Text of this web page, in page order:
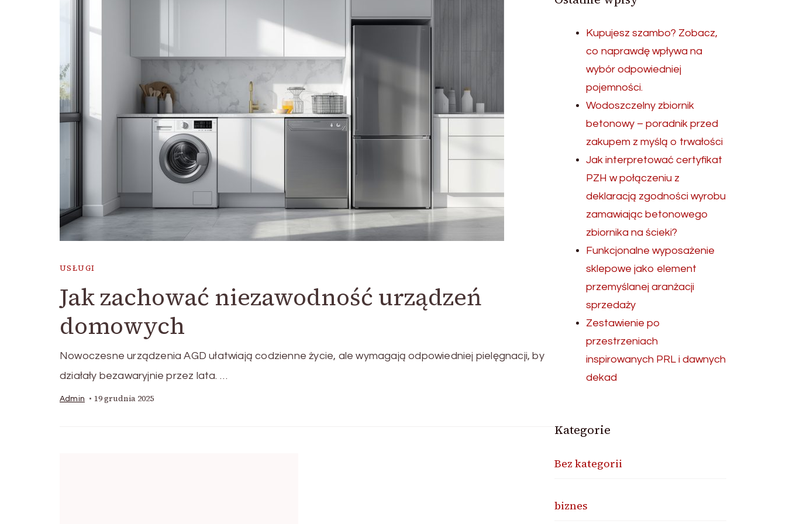
USŁUGI
Jak zachować niezawodność urządzeń
domowych
Nowoczesne urządzenia AGD ułatwiają codzienne życie, ale wymagają odpowiedniej pielęgnacji, by
działały bezawaryjnie przez lata. …
Admin 19 grudnia 2025
Kupujesz szambo? Zobacz,
co naprawdę wpływa na
wybór odpowiedniej
pojemności.
Wodoszczelny zbiornik
betonowy – poradnik przed
zakupem z myślą o trwałości
Jak interpretować certyfikat
PZH w połączeniu z
deklaracją zgodności wyrobu
zamawiając betonowego
zbiornika na ścieki?
Funkcjonalne wyposażenie
sklepowe jako element
przemyślanej aranżacji
sprzedaży
Zestawienie po
przestrzeniach
inspirowanych PRL i dawnych
dekad
Kategorie
Bez kategorii
biznes